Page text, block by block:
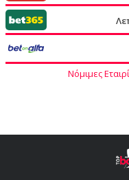
Νόμιμες